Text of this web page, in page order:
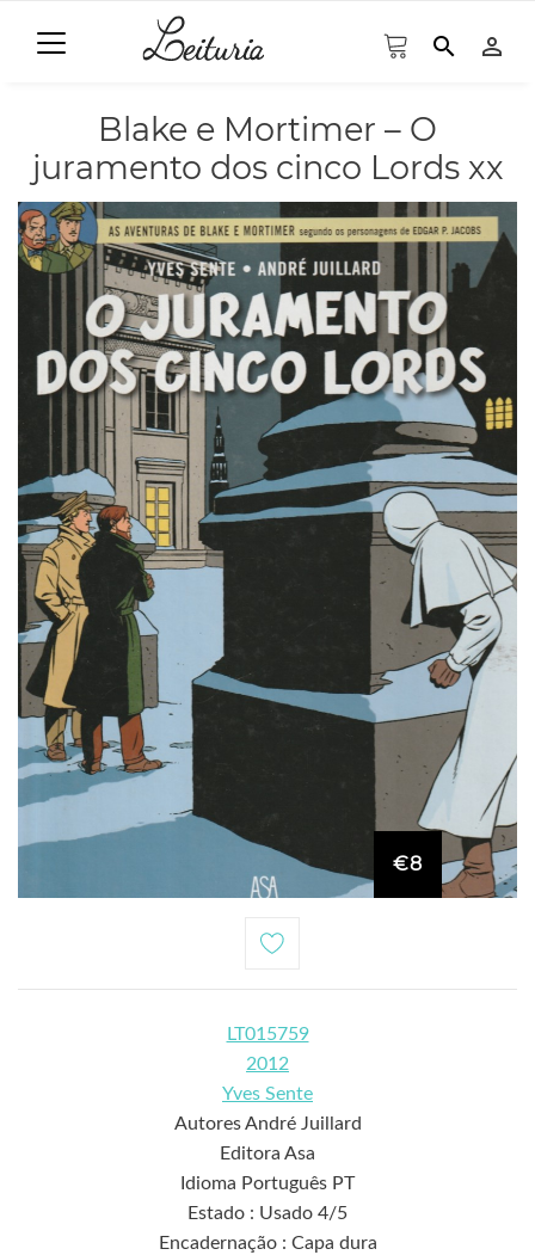
search person_outline
Blake e Mortimer – O
juramento dos cinco Lords xx
€8
LT015759
2012
Yves Sente
Autores André Juillard
Editora Asa
Idioma Português PT
Estado : Usado 4/5
Encadernação : Capa dura